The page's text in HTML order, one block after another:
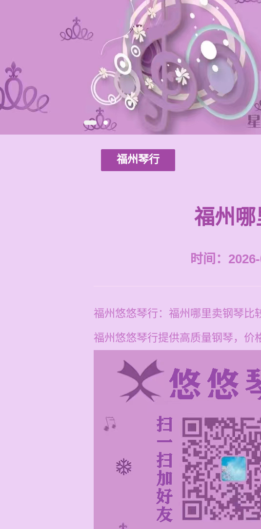
福州琴行
福州
时间：
福州悠悠琴行：福州哪里卖钢琴比
福州悠悠琴行提供高质量钢琴，价